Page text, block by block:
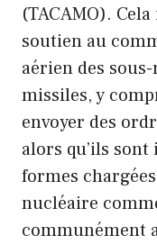
(TACAMO).
soutien au
aérien des
missiles, y
envoyer des
alors qu’ils
formes
nucléaire
communément